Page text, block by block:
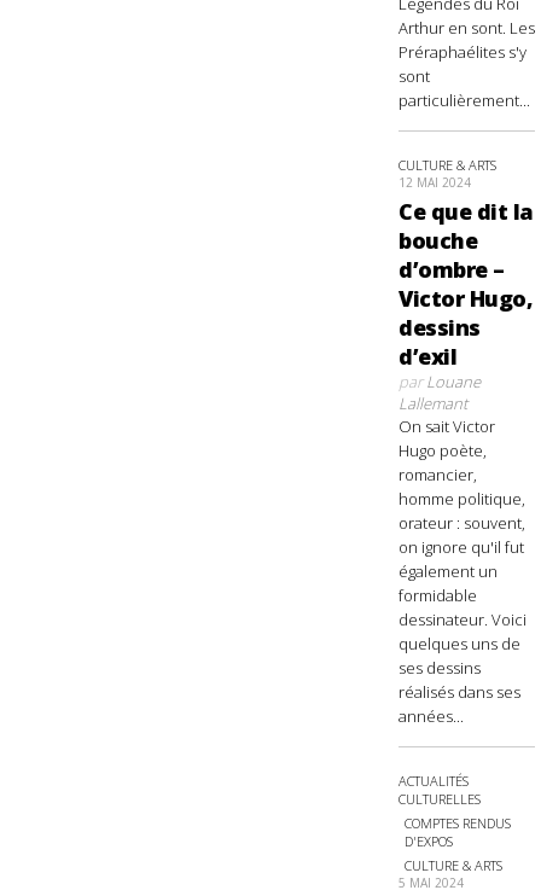
Arthur en sont. Les
Préraphaélites s'y
sont
particulièrement...
CULTURE & ARTS
12 MAI 2024
Ce que dit la
bouche
d’ombre –
Victor Hugo,
dessins
d’exil
parLouane
Lallemant
On sait Victor
Hugo poète,
romancier,
homme politique,
orateur : souvent,
on ignore qu'il fut
également un
formidable
dessinateur. Voici
quelques uns de
ses dessins
réalisés dans ses
années...
ACTUALITÉS
CULTURELLES
COMPTES RENDUS
D'EXPOS
CULTURE & ARTS
5 MAI 2024